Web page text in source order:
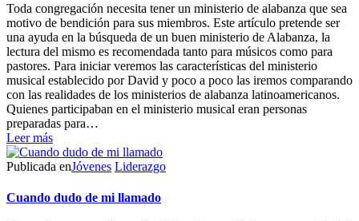
Toda congregación necesita tener un ministerio de alabanza que sea
motivo de bendición para sus miembros. Este artículo pretende ser
una ayuda en la búsqueda de un buen ministerio de Alabanza, la
lectura del mismo es recomendada tanto para músicos como para
pastores. Para iniciar veremos las características del ministerio
musical establecido por David y poco a poco las iremos comparando
con las realidades de los ministerios de alabanza latinoamericanos.
Quienes participaban en el ministerio musical eran personas
preparadas para…
Leer más
Publicada enJóvenes Liderazgo
Cuando dudo de mi llamado